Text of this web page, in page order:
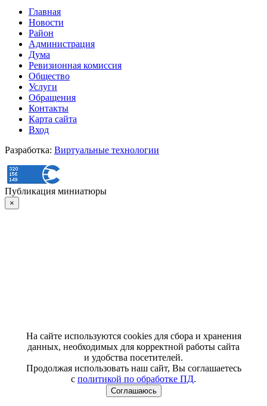
Главная
Новости
Район
Администрация
Дума
Ревизионная комиссия
Общество
Услуги
Обращения
Контакты
Карта сайта
Вход
Разработка: Виртуальные технологии
Публикация миниатюры
×
На сайте используются cookies для сбора и хранения
данных, необходимых для корректной работы сайта
и удобства посетителей.
Продолжая использовать наш сайт, Вы соглашаетесь
с политикой по обработке ПД.
Соглашаюсь